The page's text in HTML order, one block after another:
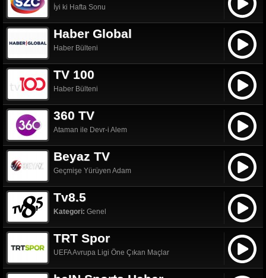
İyi ki Hafta Sonu
Haber Global
Haber Bülteni
TV 100
Haber Bülteni
360 TV
Ataman ile Devr-i Alem
Beyaz TV
Geçmişe Yürüyen Adam
Tv8.5
Kategori: Genel
TRT Spor
UEFA Avrupa Ligi Öne Çıkan Maçlar